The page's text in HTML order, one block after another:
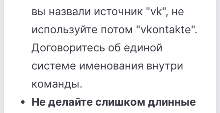
вы назвали источник "vk", не
используйте потом "vkontakte".
Договоритесь об единой
системе именования внутри
команды.
Не делайте слишком длинные